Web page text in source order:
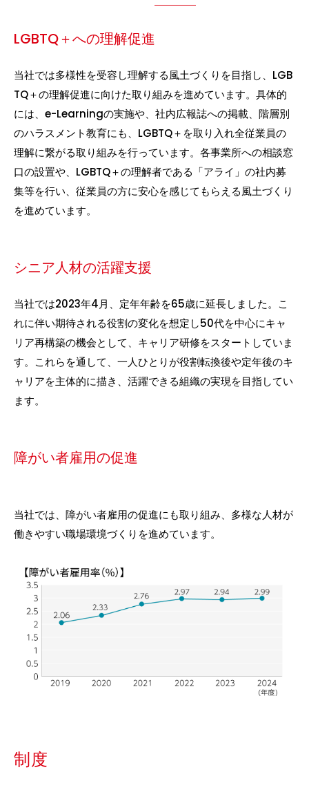
LGBTQ＋への理解促進
当社では多様性を受容し理解する風土づくりを目指し、LGB
TQ＋の理解促進に向けた取り組みを進めています。具体的
には、e-Learningの実施や、社内広報誌への掲載、階層別
のハラスメント教育にも、LGBTQ＋を取り入れ全従業員の
理解に繋がる取り組みを行っています。各事業所への相談窓
口の設置や、LGBTQ＋の理解者である「アライ」の社内募
集等を行い、従業員の方に安心を感じてもらえる風土づくり
を進めています。
シニア人材の活躍支援
当社では2023年4月、定年年齢を65歳に延長しました。こ
れに伴い期待される役割の変化を想定し50代を中心にキャ
リア再構築の機会として、キャリア研修をスタートしていま
す。これらを通して、一人ひとりが役割転換後や定年後のキ
ャリアを主体的に描き、活躍できる組織の実現を目指してい
ます。
障がい者雇用の促進
当社では、障がい者雇用の促進にも取り組み、多様な人材が
働きやすい職場環境づくりを進めています。
制度